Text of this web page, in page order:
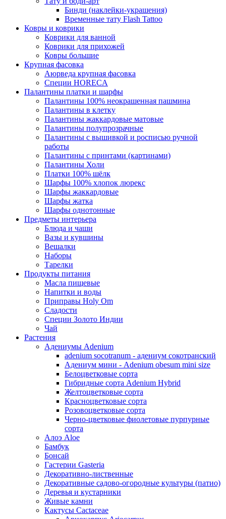
Бинди (наклейки-украшения)
Временные тату Flash Tattoo
Ковры и коврики
Коврики для ванной
Коврики для прихожей
Ковры большие
Крупная фасовка
Аюрведа крупная фасовка
Специи HORECA
Палантины платки и шарфы
Палантины 100% неокрашенная пашмина
Палантины в клетку
Палантины жаккардовые матовые
Палантины полупрозрачные
Палантины с вышивкой и росписью ручной
работы
Палантины с принтами (картинами)
Палантины Холи
Платки 100% шёлк
Шарфы 100% хлопок люрекс
Шарфы жаккардовые
Шарфы жатка
Шарфы однотонные
Предметы интерьера
Блюда и чаши
Вазы и кувшины
Вешалки
Наборы
Тарелки
Продукты питания
Масла пищевые
Напитки и воды
Приправы Holy Om
Сладости
Специи Золото Индии
Чай
Растения
Адениумы Adenium
adenium socotranum - адениум сокотранский
Адениум мини - Adenium obesum mini size
Белоцветковые сорта
Гибридные сорта Adenium Hybrid
Желтоцветковые сорта
Красноцветковые сорта
Розовоцветковые сорта
Черно-цветковые фиолетовые пурпурные
сорта
Алоэ Aloe
Бамбук
Бонсай
Гастерии Gasteria
Декоративно-лиственные
Декоративные садово-огородные культуры (патио)
Деревья и кустарники
Живые камни
Кактусы Cactaceae